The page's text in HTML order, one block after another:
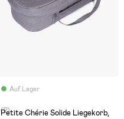
Auf Lager
(2)
Petite Chérie Solide Liegekorb,